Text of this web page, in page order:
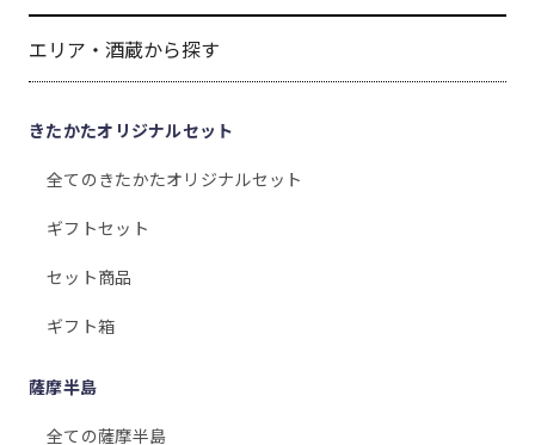
エリア・酒蔵から探す
きたかたオリジナルセット
全てのきたかたオリジナルセット
ギフトセット
セット商品
ギフト箱
薩摩半島
全ての薩摩半島